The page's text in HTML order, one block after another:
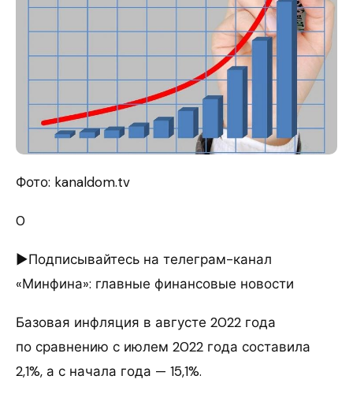
Фото: kanaldom.tv
0
►Подписывайтесь на телеграм-канал
«Минфина»: главные финансовые новости
Базовая инфляция в августе 2022 года
по сравнению с июлем 2022 года составила
2,1%, а с начала года — 15,1%.